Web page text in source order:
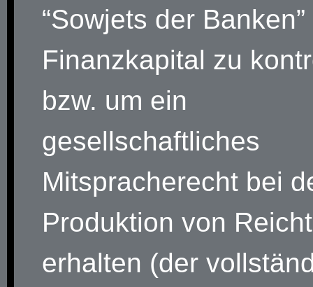
“Sowjets der
Finanzkapital zu
bzw. um ein
gesellschaftliches
Mitspracherecht bei
Produktion von
erhalten (der